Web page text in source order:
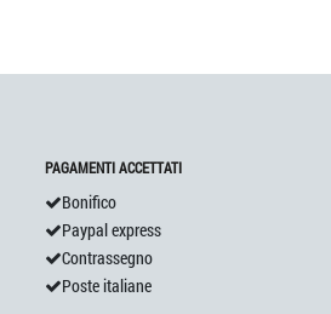
PAGAMENTI ACCETTATI
Bonifico
Paypal express
Contrassegno
Poste italiane